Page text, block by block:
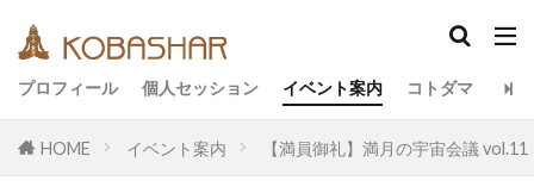
プロフィール 個人セッション イベント案内 コトダマ
HOME イベント案内 【満員御礼】満月の宇宙会議
カテゴリー